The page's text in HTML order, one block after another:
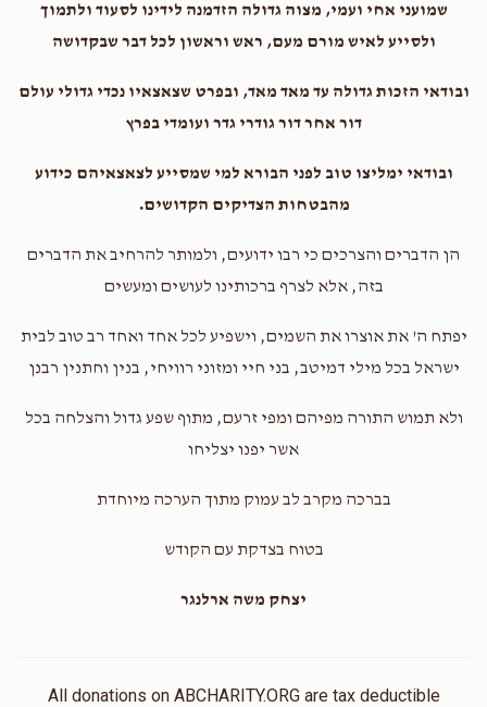
שמועני אחי ועמי, מצוה גדולה הזדמנה לידינו לסעוד ולתמוך
ולסייע לאיש מורם מעם, ראש וראשון לכל דבר שבקדושה
ובודאי הזכות גדולה עד מאד מאד, ובפרט שצאצאיו נכדי גדולי עולם
דור אחר דור גודרי גדר ועומדי בפרץ
ובודאי ימליצו טוב לפני הבורא למי שמסייע לצאצאיהם כידוע
מהבטחות הצדיקים הקדושים.
הן הדברים והצרכים כי רבו ידועים, ולמותר להרחיב את הדברים
בזה, אלא לצרף ברכותינו לעושים ומעשים
יפתח ה' את אוצרו את השמים, וישפיע לכל אחד ואחד רב טוב לבית
ישראל בכל מילי דמיטב, בני חיי ומזוני רוויחי, בנין וחתנין רבנן
ולא תמוש התורה מפיהם ומפי זרעם, מתוף שפע גדול והצלחה בכל
אשר יפנו יצליחו
בברכה מקרב לב עמוק מתוך הערכה מיוחדת
בטוח בצדקת עם הקודש
יצחק משה ארלנגר
All donations on ABCHARITY.ORG are tax deductible